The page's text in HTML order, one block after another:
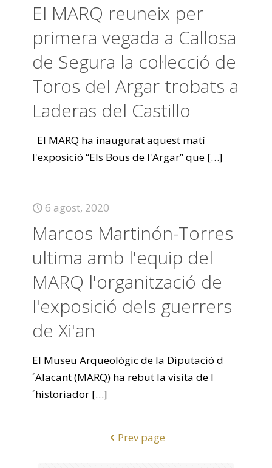
El MARQ reuneix per
primera vegada a Callosa
de Segura la col·lecció de
Toros del Argar trobats a
Laderas del Castillo
El MARQ ha inaugurat aquest matí
l'exposició “Els Bous de l'Argar” que […]
6 agost, 2020
Marcos Martinón-Torres
ultima amb l'equip del
MARQ l'organització de
l'exposició dels guerrers
de Xi'an
El Museu Arqueològic de la Diputació d
´Alacant (MARQ) ha rebut la visita de l
´historiador […]
Prev page